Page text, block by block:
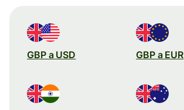
GBP a USD GBP a EUR